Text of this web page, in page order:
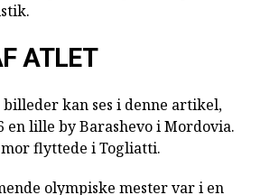
ATLET
billeder kan ses i denne artikel,
en lille by Barashevo i Mordovia.
mor flyttede i Togliatti.
olympiske mester var i en